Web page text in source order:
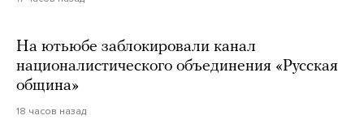
На ютьюбе заблокировали канал
националистического объединения «Русская
община»
18 часов назад